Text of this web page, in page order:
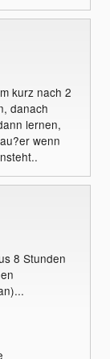
kurz nach 2
danach
lernen,
wenn
8 Stunden